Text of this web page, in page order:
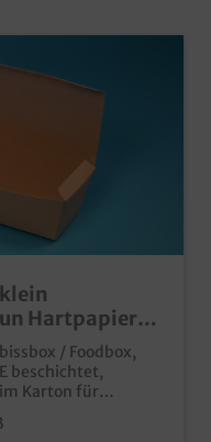
Hartpapier
/ Foodbox,
beschichtet,
für
Öko